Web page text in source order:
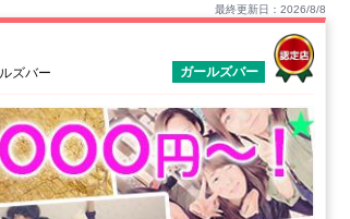
最終更新日：2026/8/8
ズバー ガールズバー